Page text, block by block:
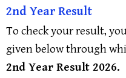
2nd Year Result
To check your result,
given below through
2nd Year Result 2026.